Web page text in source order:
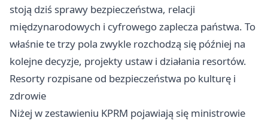
stoją dziś sprawy bezpieczeństwa, relacji
międzynarodowych i cyfrowego zaplecza państwa. To
właśnie te trzy pola zwykle rozchodzą się później na
kolejne decyzje, projekty ustaw i działania resortów.
Resorty rozpisane od bezpieczeństwa po kulturę i
zdrowie
Niżej w zestawieniu KPRM pojawiają się ministrowie